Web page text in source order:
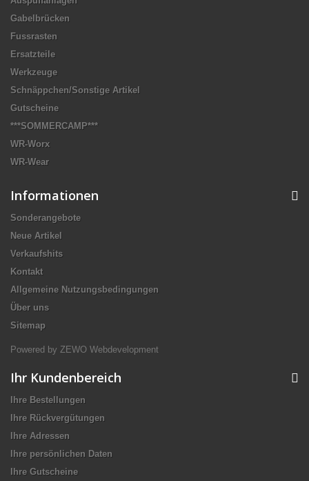
Gabelbrücken
Fussrasten
Ersatzteile
Werkzeuge
Schnäppchen/Sonstige Artikel
Gutscheine
***SOMMERCAMP***
WR-Worx
WR-Wear
Informationen
Sonderangebote
Neue Artikel
Verkaufshits
Kontakt
Allgemeine Nutzungsbedingungen
Über uns
Sitemap
Powered by ZEWO Webdevelopment
Ihr Kundenbereich
Ihre Bestellungen
Ihre Rückvergütungen
Ihre Adressen
Ihre persönlichen Daten
Ihre Gutscheine